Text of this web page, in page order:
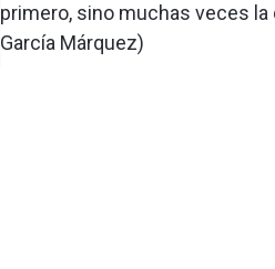
primero, sino muchas veces la
García Márquez)